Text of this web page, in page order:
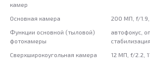
камер
Основная камера
200 МП, f/1.9,
Функции основной (тыловой)
фотокамеры
автофокус,
стабилизация
Сверхширокоугольная камера
12 МП, f/2.2,